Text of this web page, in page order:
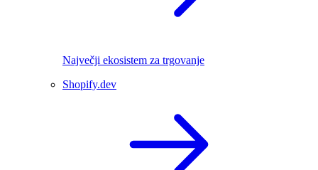
Največji ekosistem za trgovanje
Shopify.dev